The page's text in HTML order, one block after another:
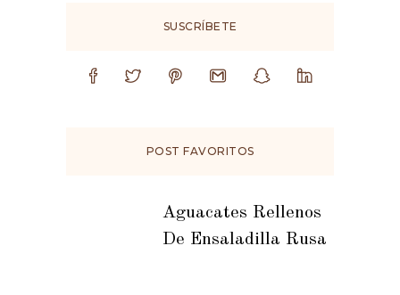
SUSCRÍBETE
POST FAVORITOS
Aguacates Rellenos
De Ensaladilla Rusa